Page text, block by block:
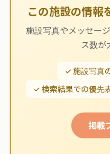
この施設の情報
施設写真やメッセー
ス数が
✓ 施設写真
✓ 検索結果での優先
掲載